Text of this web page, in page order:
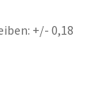
+/- 0,18